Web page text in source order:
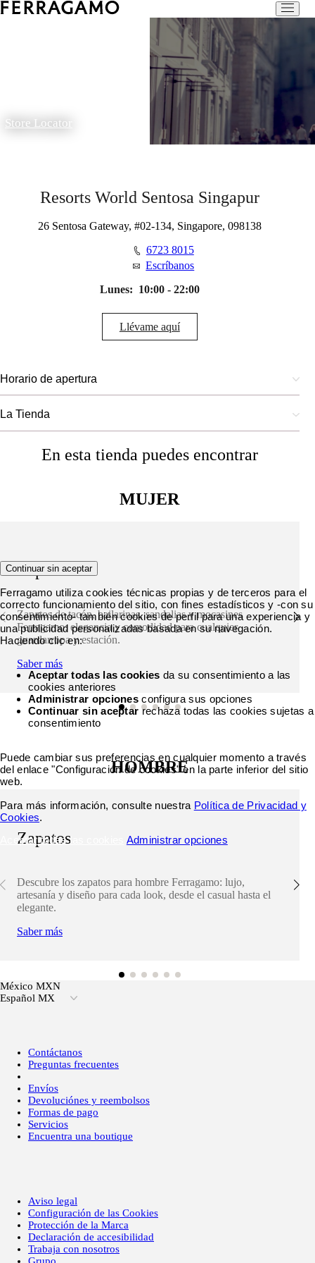
Store Locator
Resorts World Sentosa Singapur
26 Sentosa Gateway, #02-134, Singapore, 098138
6723 8015
Escríbanos
Lunes: 10:00 - 22:00
Llévame aquí
Horario de apertura
La Tienda
En esta tienda puedes encontrar
MUJER
Zapatos
Zapatos de tacón, bailarinas, sandalias y mocasines
Ferragamo: elegancia y comodidad para cualquier
guardarropa y estación.
Saber más
HOMBRE
Zapatos
Descubre los zapatos para hombre Ferragamo: lujo,
artesanía y diseño para cada look, desde el casual hasta el
elegante.
Saber más
México MXN
Español MX
Contáctanos
Preguntas frecuentes
Envíos
Devoluciónes y reembolsos
Formas de pago
Servicios
Encuentra una boutique
Aviso legal
Configuración de las Cookies
Protección de la Marca
Declaración de accesibilidad
Trabaja con nosotros
Grupo
Continuar sin aceptar
Ferragamo utiliza cookies técnicas propias y de terceros para el
correcto funcionamiento del sitio, con fines estadísticos y -con su
consentimiento- también cookies de perfil para una experiencia y
una publicidad personalizadas basada en su navegación.
Haciendo clic en:
Aceptar todas las cookies da su consentimiento a las
cookies anteriores
Administrar opciones configura sus opciones
Continuar sin aceptar rechaza todas las cookies sujetas a
consentimiento
Puede cambiar sus preferencias en cualquier momento a través
del enlace "Configuración de cookies" en la parte inferior del sitio
web.
Para más información, consulte nuestra Política de Privacidad y
Cookies.
Aceptar todas las cookies
Administrar opciones